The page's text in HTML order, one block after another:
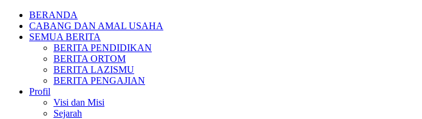
BERANDA
CABANG DAN AMAL USAHA
SEMUA BERITA
BERITA PENDIDIKAN
BERITA ORTOM
BERITA LAZISMU
BERITA PENGAJIAN
Profil
Visi dan Misi
Sejarah